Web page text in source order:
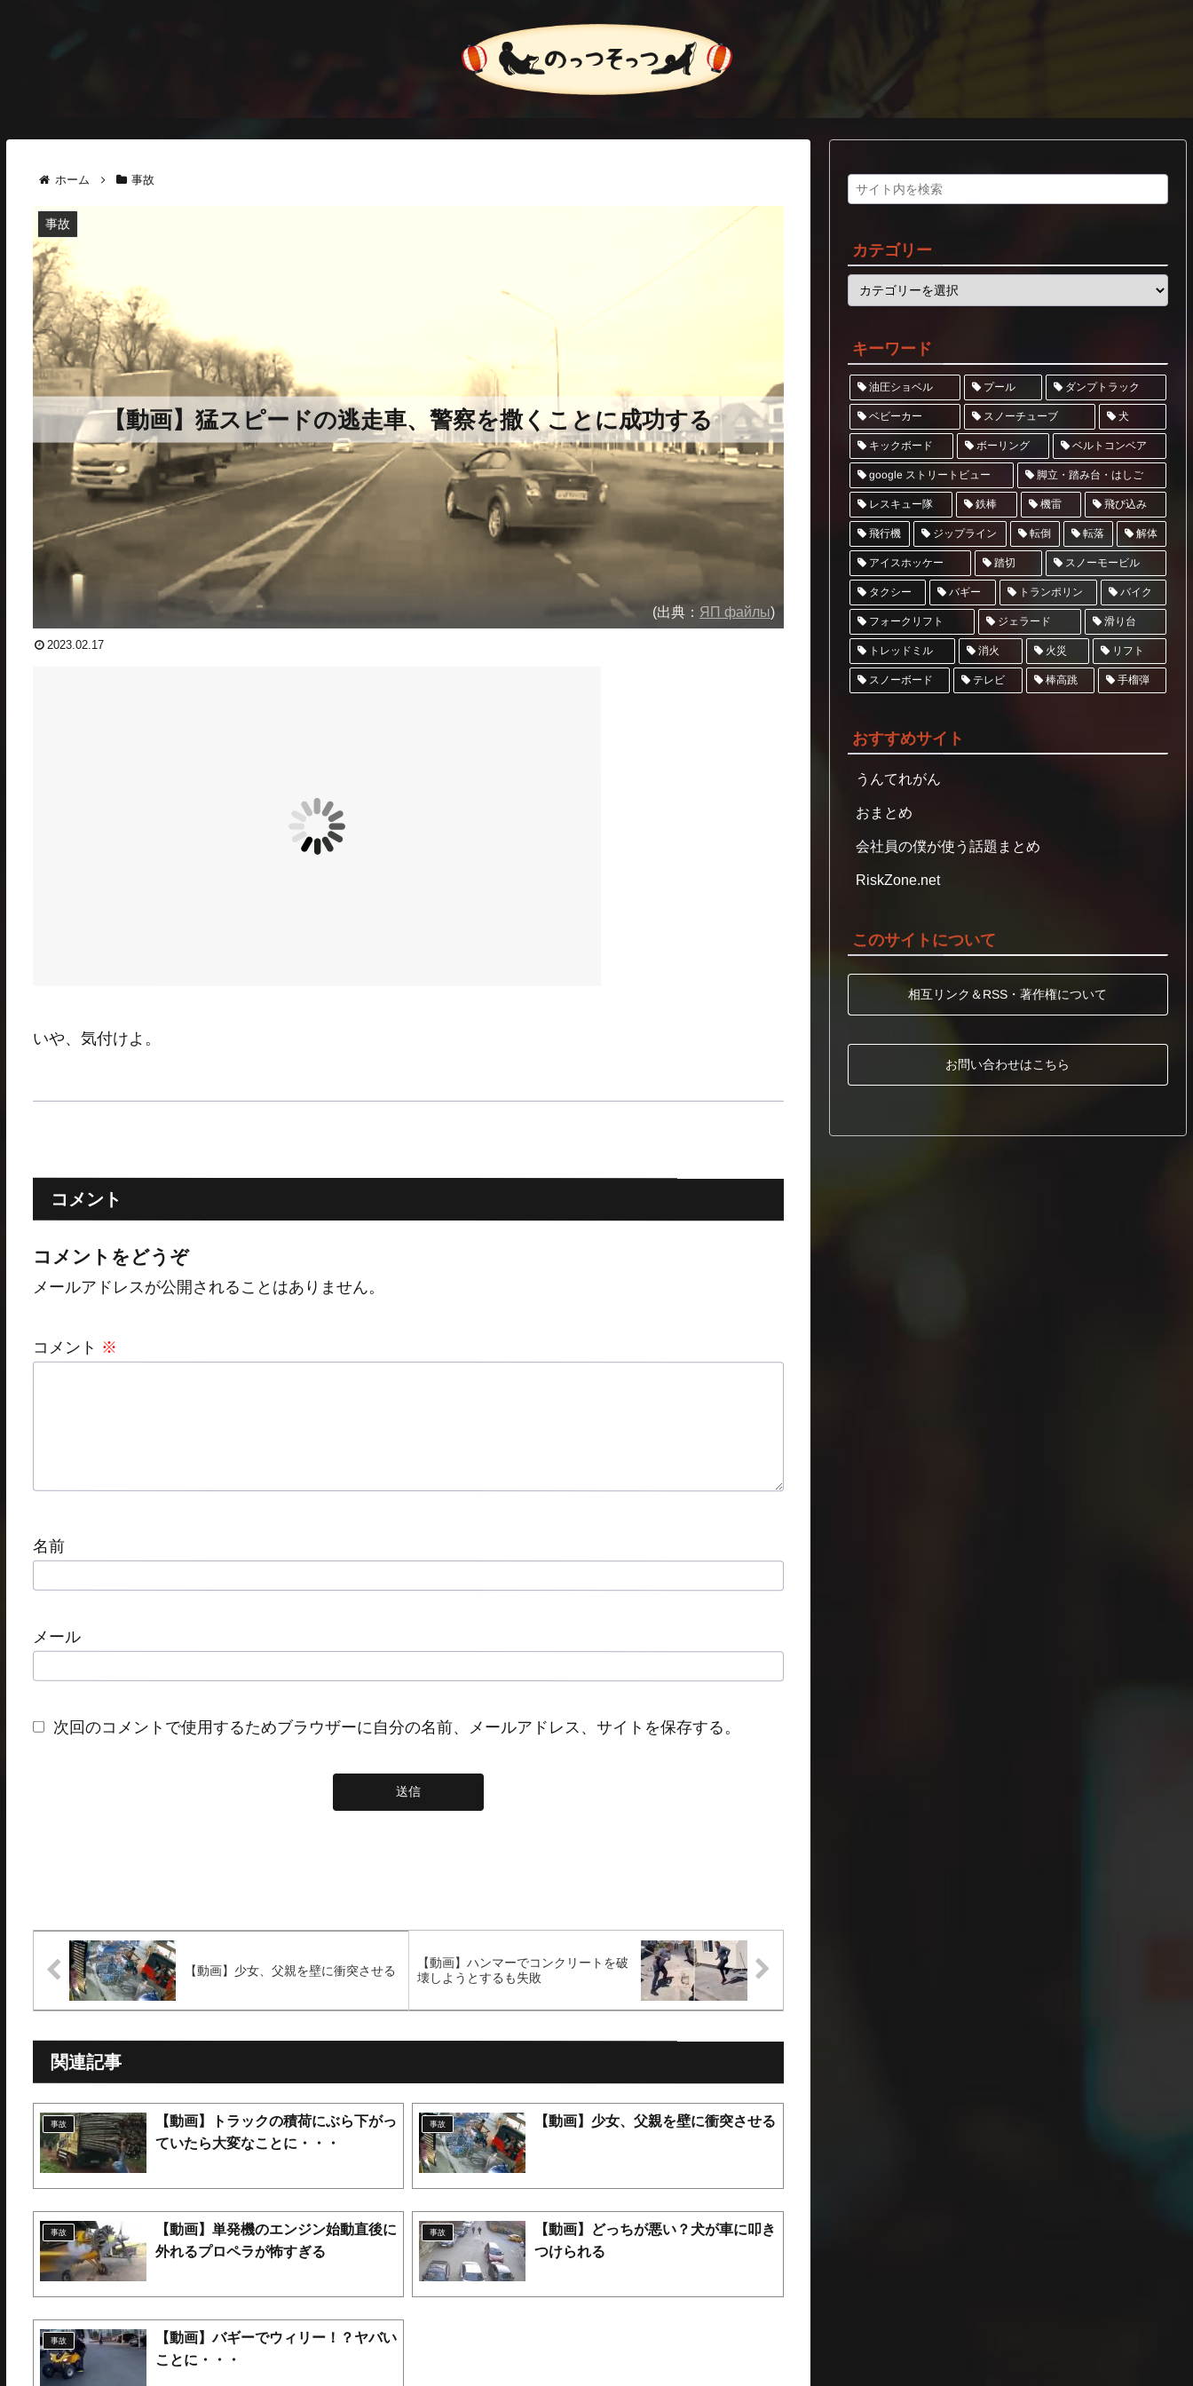
ホーム 事故
【動画】猛スピードの逃走車、警察を撒くことに成功する
事故
(出典： ЯП файлы)
2023.02.17
いや、気付けよ。
コメント
コメントをどうぞ
メールアドレスが公開されることはありません。
コメント ※
名前
メール
次回のコメントで使用するためブラウザーに自分の名前、メールアドレス、サイトを保存する。
【動画】少女、父親を壁に衝突させる
【動画】ハンマーでコンクリートを破
壊しようとするも失敗
関連記事
事故 【動画】トラックの積荷にぶら下がっ
ていたら大変なことに・・・
事故 【動画】少女、父親を壁に衝突させる
事故 【動画】単発機のエンジン始動直後に
外れるプロペラが怖すぎる
事故 【動画】どっちが悪い？犬が車に叩き
つけられる
事故 【動画】バギーでウィリー！？ヤバい
ことに・・・
カテゴリー
キーワード
油圧ショベル プール ダンプトラック
ベビーカー スノーチューブ 犬
キックボード ボーリング ベルトコンベア
google ストリートビュー 脚立・踏み台・はしご
レスキュー隊 鉄棒 機雷 飛び込み
飛行機 ジップライン 転倒 転落 解体
アイスホッケー 踏切 スノーモービル
タクシー バギー トランポリン バイク
フォークリフト ジェラード 滑り台
トレッドミル 消火 火災 リフト
スノーボード テレビ 棒高跳 手榴弾
おすすめサイト
うんてれがん
おまとめ
会社員の僕が使う話題まとめ
RiskZone.net
このサイトについて
相互リンク＆RSS・著作権について
お問い合わせはこちら